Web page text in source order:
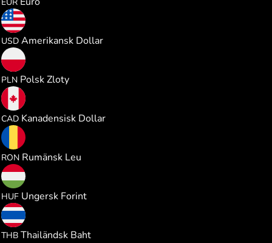
USD Amerikansk Dollar
PLN Polsk Zloty
CAD Kanadensisk Dollar
RON Rumänsk Leu
HUF Ungersk Forint
THB Thailändsk Baht